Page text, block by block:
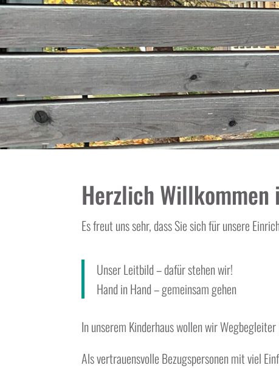
Herzlich
Es freut uns sehr, dass Sie sich für unsere
Unser Leitbild – dafür stehen wir!
Hand in Hand – gemeinsam gehen
In unserem Kinderhaus wollen wir
Als vertrauensvolle Bezugspersonen mit viel